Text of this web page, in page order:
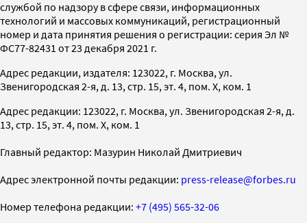
службой по надзору в сфере связи, информационных
технологий и массовых коммуникаций, регистрационный
номер и дата принятия решения о регистрации: серия Эл №
ФС77-82431 от 23 декабря 2021 г.
Адрес редакции, издателя: 123022, г. Москва, ул.
Звенигородская 2-я, д. 13, стр. 15, эт. 4, пом. X, ком. 1
Адрес редакции: 123022, г. Москва, ул. Звенигородская 2-я, д.
13, стр. 15, эт. 4, пом. X, ком. 1
Главный редактор: Мазурин Николай Дмитриевич
Адрес электронной почты редакции: press-release@forbes.ru
Номер телефона редакции: +7 (495) 565-32-06